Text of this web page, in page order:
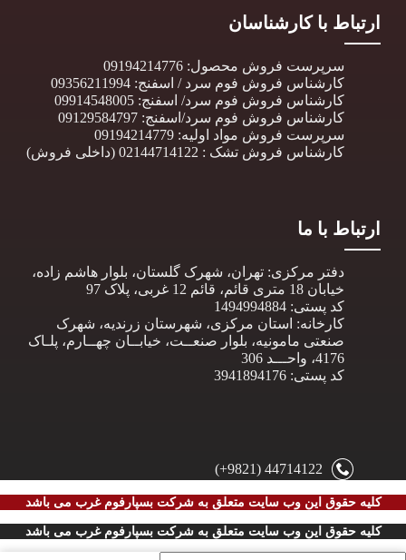
ارتباط با کارشناسان
سرپرست فروش محصول: 09194214776
کارشناس فروش فوم سرد / اسفنج: 09356211994
کارشناس فروش فوم سرد/ اسفنج: 09914548005
کارشناس فروش فوم سرد/اسفنج: 09129584797
سرپرست فروش مواد اولیه: 09194214779
کارشناس فروش تشک : 02144714122 (داخلی فروش)
ارتباط با ما
دفتر مرکزی: تهران، شهرک گلستان، بلوار هاشم زاده،
خیابان 18 متری قائم، قائم 12 غربی، پلاک 97
کد پستی: 1494994884
کارخانه: استان مرکزی، شهرستان زرندیه، شهرک
صنعتی مامونیه، بلوار صنعــت، خیابــان چهــارم، پلـاک
4176، واحـــد 306
کد پستی: 3941894176
44714122 (9821+)
کلیه حقوق این وب سایت متعلق بهشرکت بسپارفوم غرب می باشد
کلیه حقوق این وب سایت متعلق بهشرکت بسپارفوم غرب می باشد